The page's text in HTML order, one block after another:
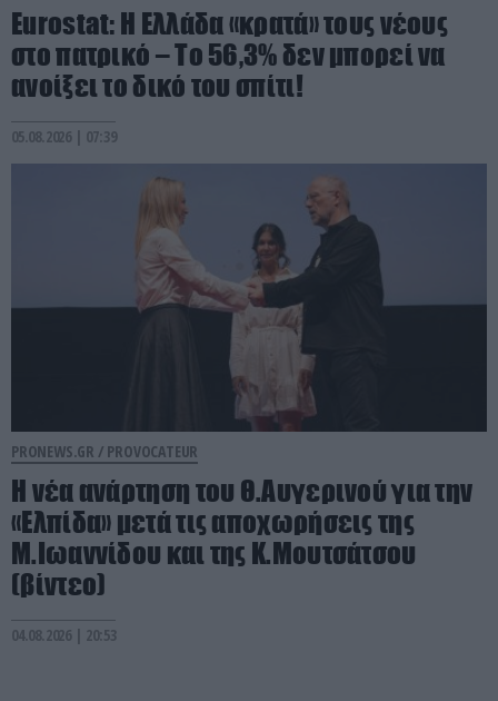
Eurostat: Η Ελλάδα «κρατά» τους νέους
στο πατρικό – Το 56,3% δεν μπορεί να
ανοίξει το δικό του σπίτι!
05.08.2026 | 07:39
PRONEWS.GR / PROVOCATEUR
Η νέα ανάρτηση του Θ.Αυγερινού για την
«Ελπίδα» μετά τις αποχωρήσεις της
Μ.Ιωαννίδου και της Κ.Μουτσάτσου
(βίντεο)
04.08.2026 | 20:53